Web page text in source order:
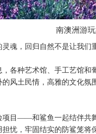
南澳洲游
魂，回归自然不是让我
各种艺术馆、手工艺馆
风土民情，高雅的文化
项目――和鲨鱼一起结伴共
忧，牢固结实的防鲨笼